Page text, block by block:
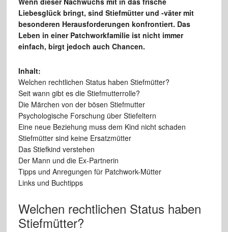
Liebesglück bringt, sind Stiefmütter und -väter mit
besonderen Herausforderungen konfrontiert. Das
Leben in einer Patchworkfamilie ist nicht immer
einfach, birgt jedoch auch Chancen.
Inhalt:
Welchen rechtlichen Status haben Stiefmütter?
Seit wann gibt es die Stiefmutterrolle?
Die Märchen von der bösen Stiefmutter
Psychologische Forschung über Stiefeltern
Eine neue Beziehung muss dem Kind nicht schaden
Stiefmütter sind keine Ersatzmütter
Das Stiefkind verstehen
Der Mann und die Ex-Partnerin
Tipps und Anregungen für Patchwork-Mütter
Links und Buchtipps
Welchen rechtlichen Status haben
Stiefmütter?